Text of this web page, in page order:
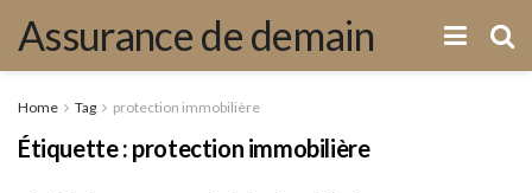
Assurance de demain
Home Tag protection immobilière
Étiquette : protection immobilière